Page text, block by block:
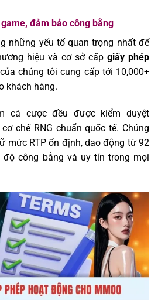
đảm bảo công bằng
những yếu tố quan trọng nhất để
hiệu và cơ sở cấp giấy phép
chúng tôi cung cấp tới 10,000+
khách hàng.
cá cược đều được kiểm duyệt
chế RNG chuẩn quốc tế. Chúng
mức RTP ổn định, dao động từ 92
độ công bằng và uy tín trong mọi